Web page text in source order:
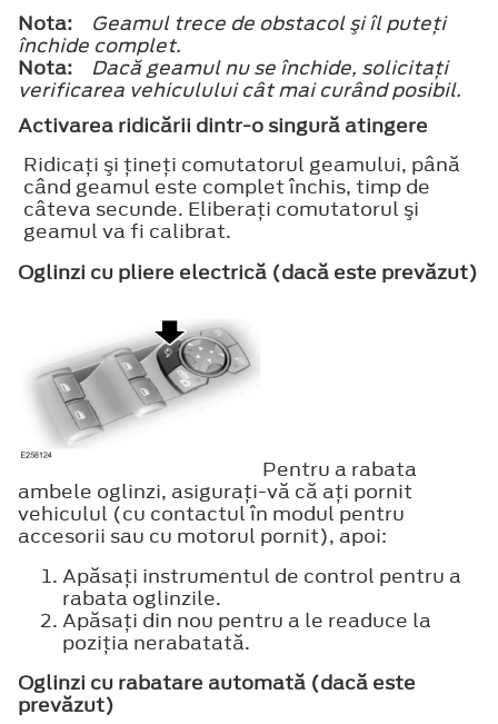
Nota:
Geamul trece de obstacol şi îl puteţi
închide complet.
Nota:
Dacă geamul nu se închide, solicitaţi
verificarea vehiculului cât mai curând posibil.
Activarea ridicării dintr-o singură atingere
Ridicaţi şi ţineţi comutatorul geamului, până
când geamul este complet închis, timp de
câteva secunde. Eliberaţi comutatorul şi
geamul va fi calibrat.
Oglinzi cu pliere electrică (dacă este prevăzut)
Pentru a rabata
ambele oglinzi, asiguraţi-vă că aţi pornit
vehiculul (cu contactul în modul pentru
accesorii sau cu motorul pornit), apoi:
Apăsaţi instrumentul de control pentru a
rabata oglinzile.
Apăsaţi din nou pentru a le readuce la
poziţia nerabatată.
Oglinzi cu rabatare automată (dacă este
prevăzut)